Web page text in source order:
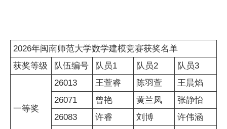
2026年闽南师范大学数学建模竞赛获奖名单
获奖等级
队伍编号 队员1 队员2 队员3
一等奖
26013 王萱睿 陈羽萱
王晨焰
26071
曾艳 黄兰凤
张静怡
26083
许睿 刘博
许伟涵